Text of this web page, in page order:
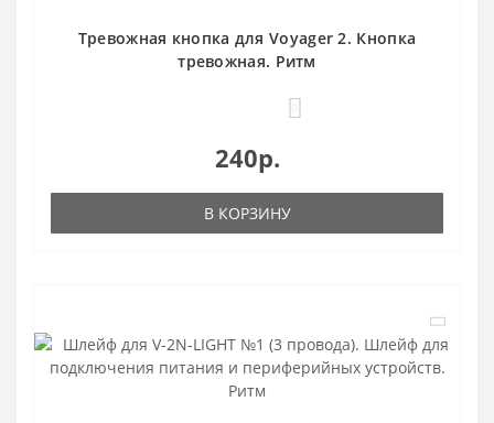
Тревожная кнопка для Voyager 2. Кнопка
тревожная. Ритм
240р.
В КОРЗИНУ